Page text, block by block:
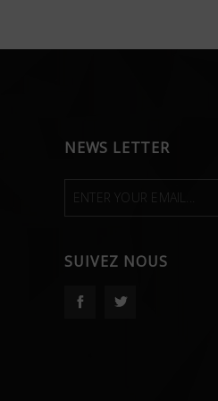
NEWS LETTER
SUIVEZ NOUS
Facebook